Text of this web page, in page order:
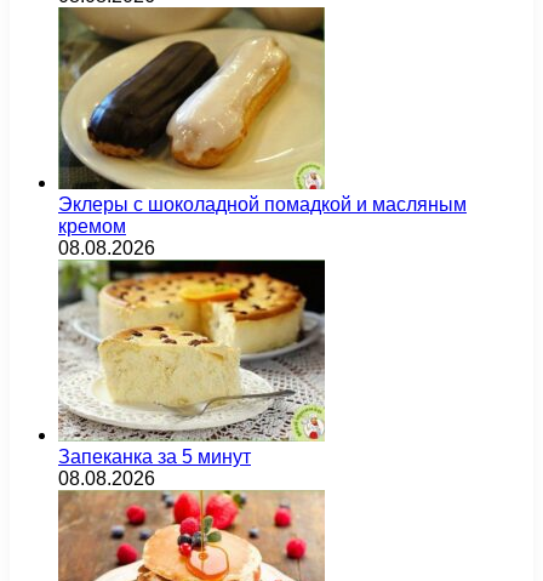
Эклеры с шоколадной помадкой и масляным
кремом
08.08.2026
Запеканка за 5 минут
08.08.2026